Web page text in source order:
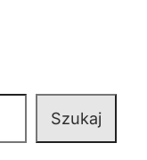
Szukaj